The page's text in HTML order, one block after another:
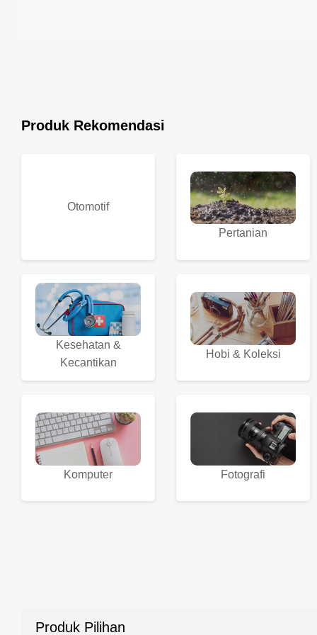
Produk Rekomendasi
Otomotif
Pertanian
Kesehatan &
Kecantikan
Hobi & Koleksi
Komputer Fotografi
Produk Pilihan